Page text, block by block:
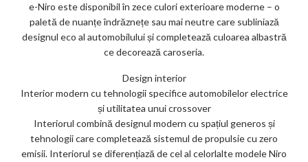
e-Niro este disponibil în zece culori exterioare moderne – o
paletă de nuanțe îndrăznețe sau mai neutre care subliniază
designul eco al automobilului și completează culoarea albastră
ce decorează caroseria.
Design interior
Interior modern cu tehnologii specifice automobilelor electrice
și utilitatea unui crossover
Interiorul combină designul modern cu spațiul generos și
tehnologii care completează sistemul de propulsie cu zero
emisii. Interiorul se diferențiază de cel al celorlalte modele Niro